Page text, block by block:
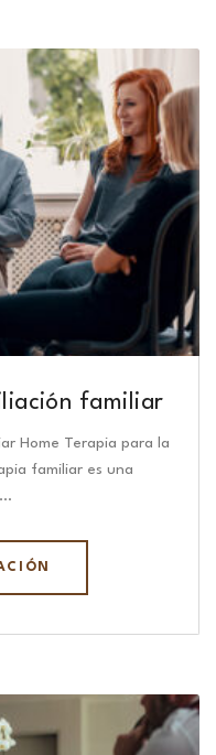
familiar
Home Terapia para la
familiar es una